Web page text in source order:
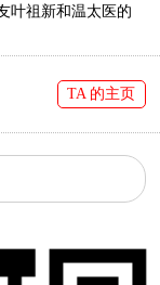
叶祖新和温太医的
TA 的主页